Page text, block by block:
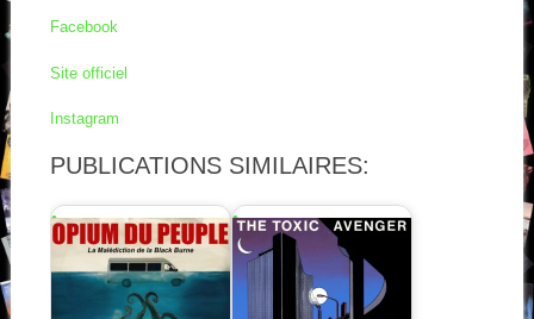
Facebook
Site officiel
Instagram
PUBLICATIONS SIMILAIRES: